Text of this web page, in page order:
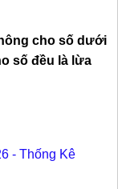
cho số dưới
số đều là lừa
- Thống Kê